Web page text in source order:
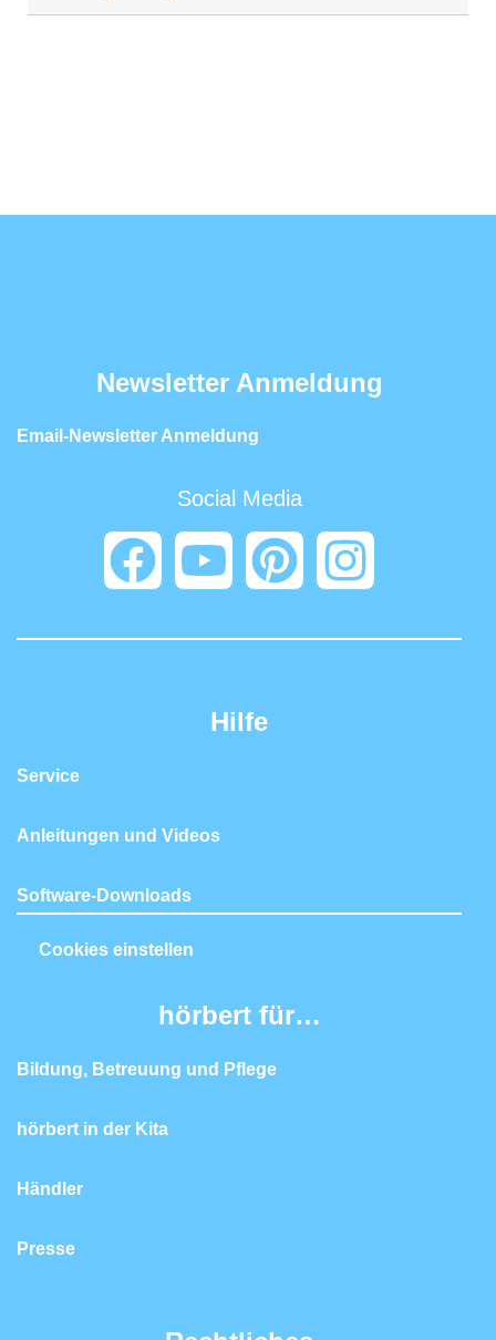
Newsletter Anmeldung
Email-Newsletter Anmeldung
Social Media
Hilfe
Service
Anleitungen und Videos
Software-Downloads
Cookies einstellen
hörbert für…
Bildung, Betreuung und Pflege
hörbert in der Kita
Händler
Presse